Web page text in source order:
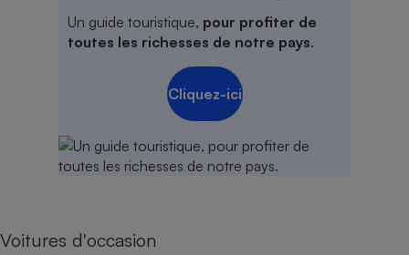
Un guide touristique, pour profiter de
toutes les richesses de notre pays.
Cliquez-ici
Voitures d'occasion